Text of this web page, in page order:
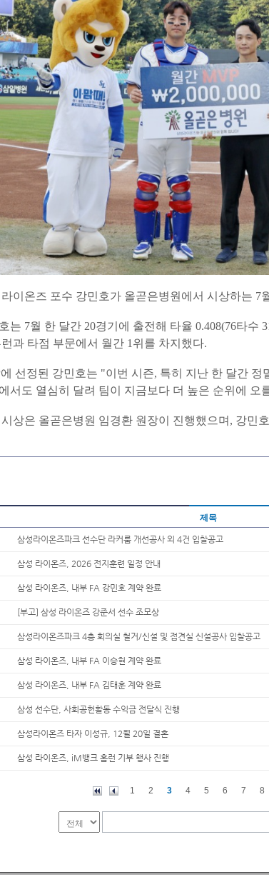
이온즈 포수 강민호가 올곧은병원에서 시상하는 7
는 7월 한 달간 20경기에 출전해 타율 0.408(76타수
과 타점 부문에서 월간 1위를 차지했다.
선정된 강민호는 "이번 시즌, 특히 지난 한 달간 정
서도 열심히 달려 팀이 지금보다 더 높은 순위에 오
상은 올곧은병원 임경환 원장이 진행했으며, 강민
제목
삼성라이온즈파크 선수단 라커룸 개선공사 외 4건 입찰공고
삼성 라이온즈, 2026 전지훈련 일정 안내
삼성 라이온즈, 내부 FA 강민호 계약 완료
[부고] 삼성 라이온즈 강준서 선수 조모상
삼성라이온즈파크 4층 회의실 철거/신설 및 접견실 신설공사 입찰공고
삼성 라이온즈, 내부 FA 이승현 계약 완료
삼성 라이온즈, 내부 FA 김태훈 계약 완료
삼성 선수단, 사회공헌활동 수익금 전달식 진행
삼성라이온즈 타자 이성규, 12월 20일 결혼
삼성 라이온즈, iM뱅크 홈런 기부 행사 진행
1 2 3 4 5 6 7 8